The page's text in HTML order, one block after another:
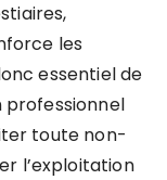
les
essentiel de
toute non-
l’exploitation